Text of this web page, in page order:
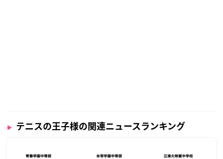
テニスの王子様の関連ニュースランキング